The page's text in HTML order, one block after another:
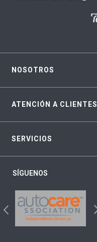
NOSOTROS
ATENCIÓN A CLIENTES
SERVICIOS
SÍGUENOS